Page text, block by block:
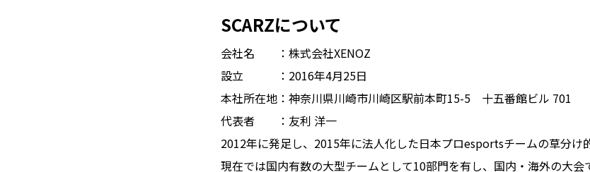
SCARZについて
会社名 ：株式会社XENOZ
設立 ：2016年4月25日
本社所在地：神奈川県川崎市川崎区駅前本町15-5 十五番館ビル 701
代表者 ：友利 洋一
2012年に発足し、2015年に法人化した日本プロesportsチームの草分け
現在では国内有数の大型チームとして10部門を有し、国内・海外の大会